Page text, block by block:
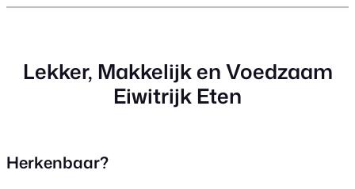
Lekker, Makkelijk en Voedzaam
Eiwitrijk Eten
Herkenbaar?